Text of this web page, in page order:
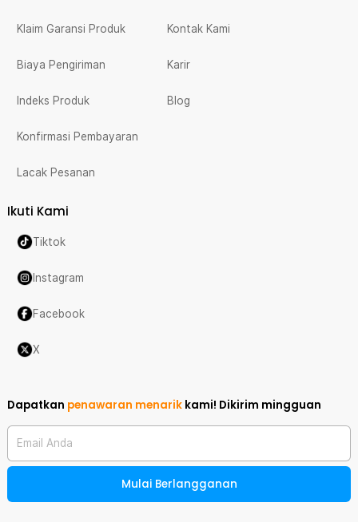
Klaim Garansi Produk
Biaya Pengiriman
Indeks Produk
Konfirmasi Pembayaran
Lacak Pesanan
Kontak Kami
Karir
Blog
Ikuti Kami
Tiktok
Instagram
Facebook
X
Dapatkan penawaran menarik kami! Dikirim mingguan
Email Anda
Mulai Berlangganan